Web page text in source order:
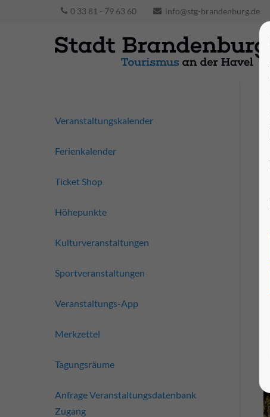
0 33 81 - 79 63 60 info@stg-brandenburg.de
Veranstaltungskalender
Ferienkalender
Ticket Shop
Höhepunkte
Kulturveranstaltungen
Sportveranstaltungen
Veranstaltungs-App
Merkzettel
Tagungsräume
Anfrage Veranstaltungsdatenbank
Zugang